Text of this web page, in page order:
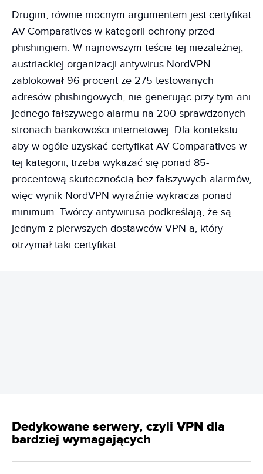
Drugim, równie mocnym argumentem jest certyfikat
AV-Comparatives w kategorii ochrony przed
phishingiem. W najnowszym teście tej niezależnej,
austriackiej organizacji antywirus NordVPN
zablokował 96 procent ze 275 testowanych
adresów phishingowych, nie generując przy tym ani
jednego fałszywego alarmu na 200 sprawdzonych
stronach bankowości internetowej. Dla kontekstu:
aby w ogóle uzyskać certyfikat AV-Comparatives w
tej kategorii, trzeba wykazać się ponad 85-
procentową skutecznością bez fałszywych alarmów,
więc wynik NordVPN wyraźnie wykracza ponad
minimum. Twórcy antywirusa podkreślają, że są
jednym z pierwszych dostawców VPN-a, który
otrzymał taki certyfikat.
Dedykowane serwery, czyli VPN dla
bardziej wymagających